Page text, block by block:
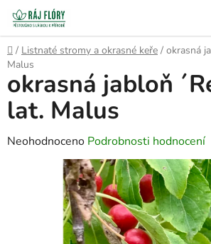
Přejít
obsah
Domů
/ Listnaté stromy a okrasné keře / okrasná
Malus
okrasná jabloň
lat. Malus
Průměrné
Neohodnoceno Podrobnosti hodnocení
Semínko